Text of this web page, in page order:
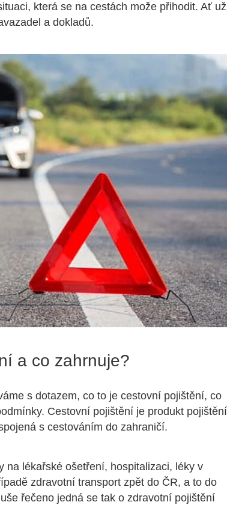
která se na cestách može přihodit. Ať už
a dokladů.
a co zahrnuje?
s dotazem, co to je cestovní pojištění, co
Cestovní pojištění je produkt pojištění
s cestováním do zahraničí.
na lékařské ošetření, hospitalizaci, léky v
zdravotní transport zpět do ČR, a to do
řečeno jedná se tak o zdravotní pojištění